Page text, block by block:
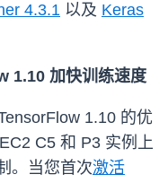
4.3.1 以及 Keras
1.10 加快训练速度
1.10 的优
C5 和 P3 实例上
。当您首次激活